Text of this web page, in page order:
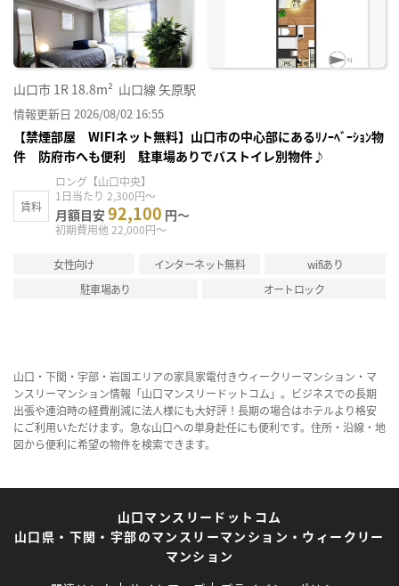
山口市 1R 18.8m² 山口線 矢原駅
情報更新日 2026/08/02 16:55
【禁煙部屋 WIFIネット無料】山口市の中心部にあるﾘﾉｰﾍﾞｰｼｮﾝ物
件 防府市へも便利 駐車場ありでバストイレ別物件♪
賃料
ロング【山口中央】
1日当たり 2,300円～
月額目安92,100 円～
初期費用他 22,000円～
女性向け インターネット無料
wifiあり
駐車場あり
オートロック
山口・下関・宇部・岩国エリアの家具家電付きウィークリーマンション・マ
ンスリーマンション情報「山口マンスリードットコム」。ビジネスでの長期
出張や連泊時の経費削減に法人様にも大好評！長期の場合はホテルより格安
にご利用いただけます。急な山口への単身赴任にも便利です。住所・沿線・地
図から便利に希望の物件を検索できます。
山口マンスリードットコム
山口県・下関・宇部のマンスリーマンション・ウィークリー
マンション